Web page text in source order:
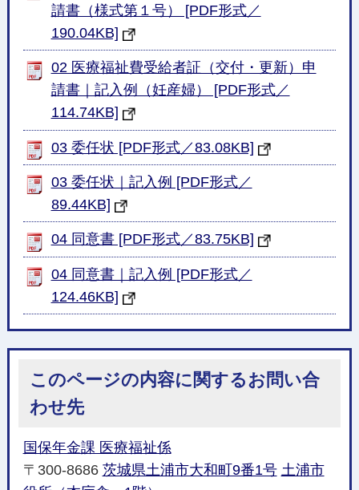
請書（様式第１号） [PDF形式／
190.04KB]
02 医療福祉費受給者証（交付・更新）申
請書｜記入例（妊産婦） [PDF形式／
114.74KB]
03 委任状 [PDF形式／83.08KB]
03 委任状｜記入例 [PDF形式／
89.44KB]
04 同意書 [PDF形式／83.75KB]
04 同意書｜記入例 [PDF形式／
124.46KB]
このページの内容に関するお問い合
わせ先
国保年金課 医療福祉係
〒300-8686 茨城県土浦市大和町9番1号 土浦市